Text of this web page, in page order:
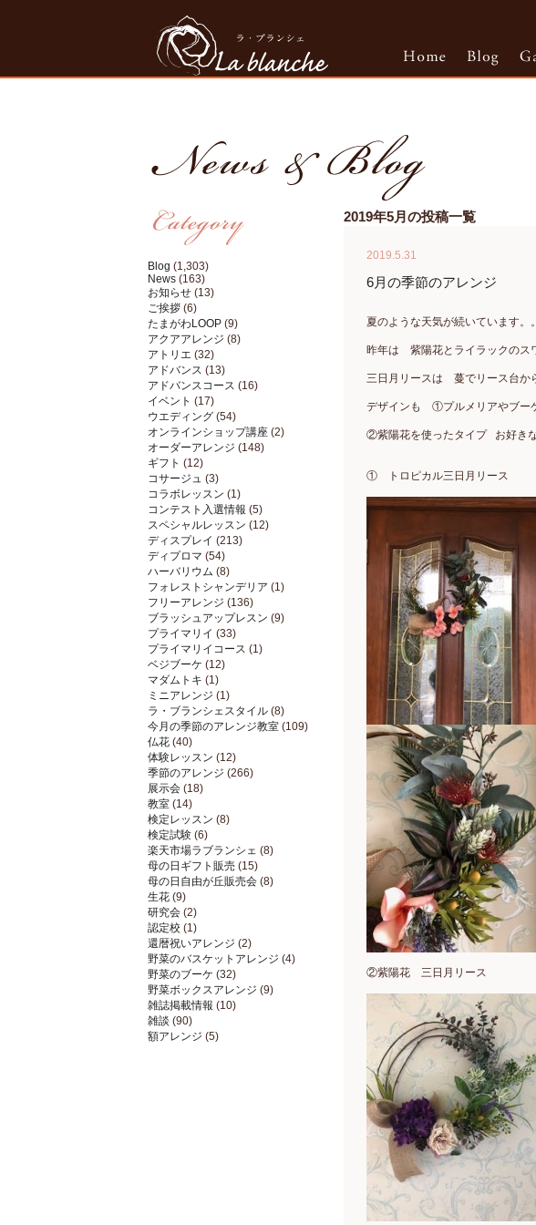
Blog (1,303)
News (163)
お知らせ (13)
ご挨拶 (6)
たまがわLOOP (9)
アクアアレンジ (8)
アトリエ (32)
アドバンス (13)
アドバンスコース (16)
イベント (17)
ウエディング (54)
オンラインショップ講座 (2)
オーダーアレンジ (148)
ギフト (12)
コサージュ (3)
コラボレッスン (1)
コンテスト入選情報 (5)
スペシャルレッスン (12)
ディスプレイ (213)
ディプロマ (54)
ハーバリウム (8)
フォレストシャンデリア (1)
フリーアレンジ (136)
ブラッシュアップレスン (9)
プライマリイ (33)
プライマリイコース (1)
ベジブーケ (12)
マダムトキ (1)
ミニアレンジ (1)
ラ・ブランシェスタイル (8)
今月の季節のアレンジ教室 (109)
仏花 (40)
体験レッスン (12)
季節のアレンジ (266)
展示会 (18)
教室 (14)
検定レッスン (8)
検定試験 (6)
楽天市場ラブランシェ (8)
母の日ギフト販売 (15)
母の日自由が丘販売会 (8)
生花 (9)
研究会 (2)
認定校 (1)
還暦祝いアレンジ (2)
野菜のバスケットアレンジ (4)
野菜のブーケ (32)
野菜ボックスアレンジ (9)
雑誌掲載情報 (10)
雑談 (90)
額アレンジ (5)
2019年5月の投稿一覧
2019.5.31
6月の季節のアレンジ
夏のような天気が続いています
昨年は 紫陽花とライラックのス
三日月リースは 蔓でリース台か
デザインも ①プルメリアやブー
②紫陽花を使ったタイプ お好き
① トロピカル三日月リース
②紫陽花 三日月リース